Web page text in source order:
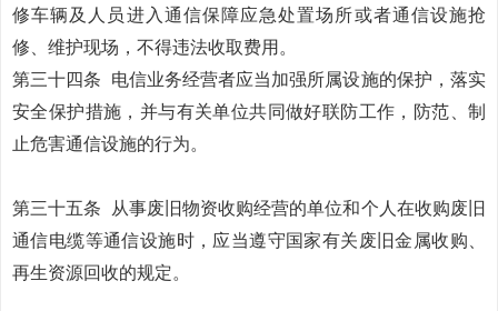
修车辆及人员进入通信保障应急处置场所或者通信设施抢
修、维护现场，不得违法收取费用。
第三十四条
电信业务经营者应当加强所属设施的保护，落实
安全保护措施，并与有关单位共同做好联防工作，防范、制
止危害通信设施的行为。
第三十五条
从事废旧物资收购经营的单位和个人在收购废旧
通信电缆等通信设施时，应当遵守国家有关废旧金属收购、
再生资源回收的规定。